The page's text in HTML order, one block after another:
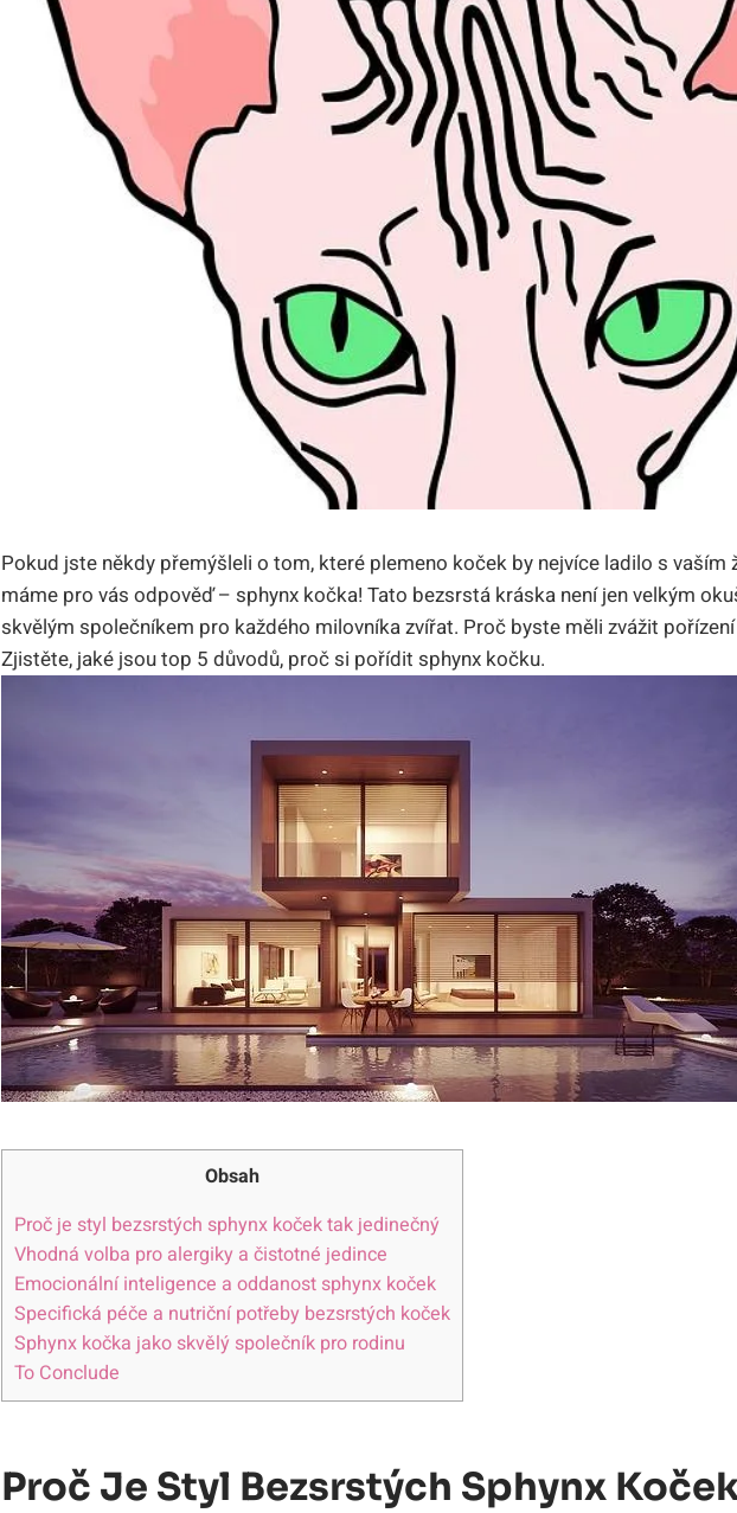
Pokud jste někdy přemýšleli o tom, které plemeno koček by nejvíce ladilo s vaším
máme pro vás odpověď – sphynx kočka! Tato bezsrstá kráska není jen velkým
skvělým společníkem pro každého milovníka zvířat. Proč byste měli zvážit
Zjistěte, jaké jsou top 5 důvodů, proč si pořídit sphynx kočku.
Obsah
Proč je styl bezsrstých sphynx koček tak jedinečný
Vhodná volba pro alergiky a čistotné jedince
Emocionální inteligence a oddanost sphynx koček
Specifická péče a nutriční potřeby bezsrstých koček
Sphynx kočka jako skvělý společník pro rodinu
To Conclude
Proč Je Styl Bezsrstých Sphynx